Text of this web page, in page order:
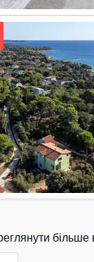
більше